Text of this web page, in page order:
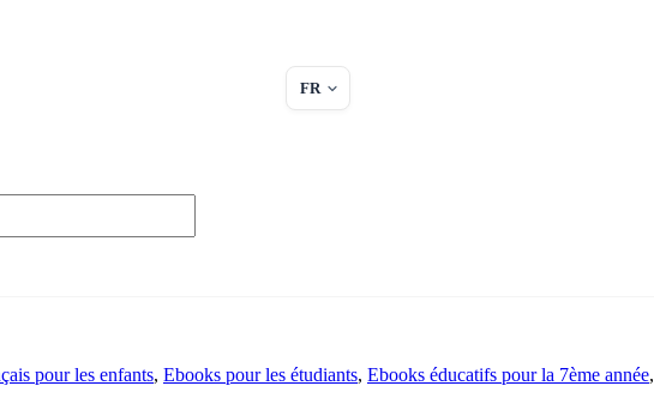
FR
pour les enfants, Ebooks pour les étudiants, Ebooks éducatifs pour la 7ème année,